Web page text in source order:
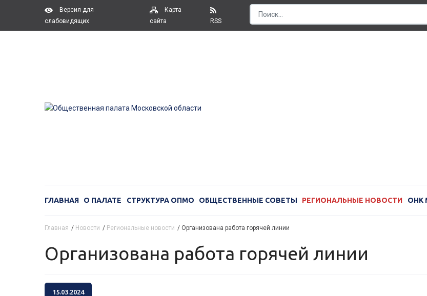
Версия для
слабовидящих
Карта
сайта
RSS
ГЛАВНАЯ О ПАЛАТЕ СТРУКТУРА ОПМО ОБЩЕСТВЕННЫЕ СОВЕТЫ РЕГИОНАЛЬНЫЕ НОВОСТИ ОНК
Главная / Новости / Региональные новости / Организована работа горячей линии
Организована работа горячей линии
15.03.2024